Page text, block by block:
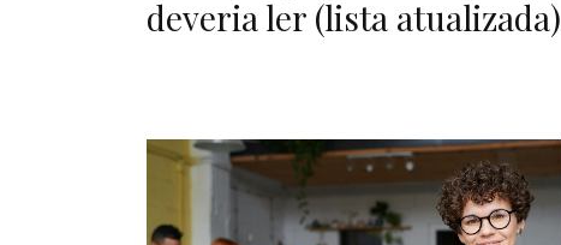
deveria ler (lista atualizada)